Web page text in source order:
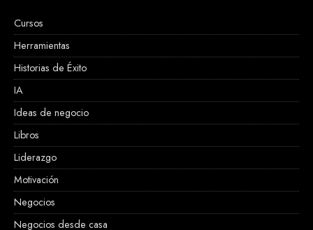
Cursos
Herramientas
Historias de Éxito
IA
Ideas de negocio
Libros
Liderazgo
Motivación
Negocios
Negocios desde casa